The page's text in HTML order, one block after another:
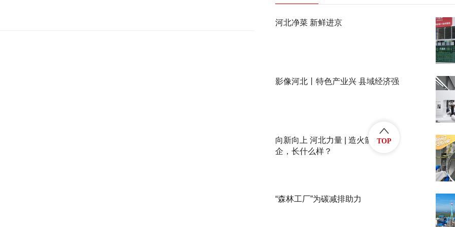
河北净菜 新鲜进京
影像河北丨特色产业兴 县域经济强
向新向上 河北力量 | 造火箭的民
企，长什么样？
“森林工厂”为碳减排助力
TOP